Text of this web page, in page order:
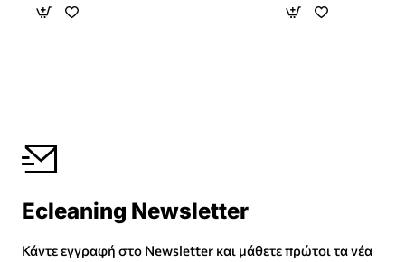
Ecleaning Newsletter
Κάντε εγγραφή στο Newsletter και μάθετε πρώτοι τα νέα